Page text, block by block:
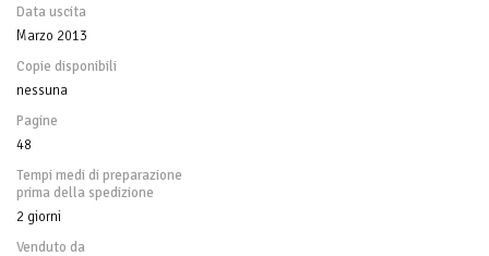
Data uscita
Marzo 2013
Copie disponibili
nessuna
Pagine
48
Tempi medi di preparazione
prima della spedizione
2 giorni
Venduto da